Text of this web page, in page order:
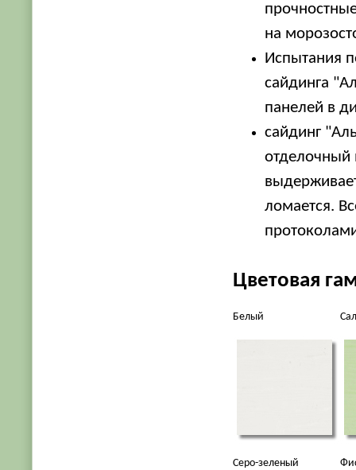
на
Испытания
сайдинга
панелей в
сайдинг
отделочный
ломается.
Цветовая
Белый
Серо-зеленый